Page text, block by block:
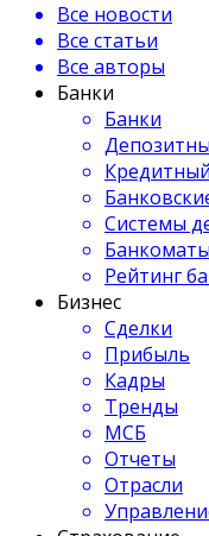
Все новости
Все статьи
Все авторы
Банки
Банки
Системы
Рейтинг
Бизнес
Сделки
Прибыль
Кадры
Тренды
МСБ
Отчеты
Отрасли